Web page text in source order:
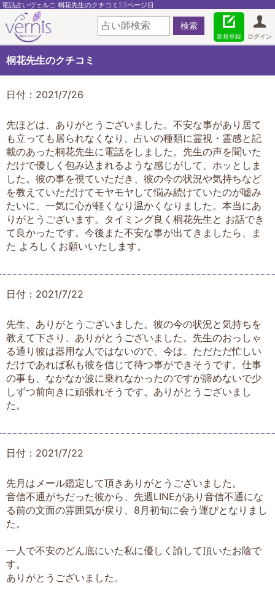
電話占いヴェルニ 桐花先生のクチコミ23ページ目
ログイン
新規登録
桐花先生のクチコミ
日付：2021/7/26
先ほどは、ありがとうございました。不安な事があり居て
も立っても居られなくなり、占いの種類に霊視・霊感と記
載のあった桐花先生に電話をしました。先生の声を聞いた
だけで優しく包み込まれるような感じがして、ホッとしま
した。彼の事を視ていただき、彼の今の状況や気持ちなど
を教えていただけてモヤモヤして悩み続けていたのが嘘み
たいに、一気に心が軽くなり温かくなりました。本当にあ
りがとうございます。タイミング良く桐花先生と お話でき
て良かったです。今後また不安な事が出てきましたら、ま
た よろしくお願いいたします。
日付：2021/7/22
先生、ありがとうございました。彼の今の状況と気持ちを
教えて下さり、ありがとうございました。先生のおっしゃ
る通り彼は器用な人ではないので、今は、ただただ忙しい
だけであれば私も彼を信じて待つ事ができそうです。仕事
の事も、なかなか波に乗れなかったのですが諦めないで少
しずつ前向きに頑張れそうです。ありがとうございまし
た。
日付：2021/7/22
先月はメール鑑定して頂きありがとうございました。
音信不通がちだった彼から、先週LINEがあり音信不通にな
る前の文面の雰囲気が戻り、8月初旬に会う運びとなりまし
た。
一人で不安のどん底にいた私に優しく諭して頂いたお陰で
す。
ありがとうございました。